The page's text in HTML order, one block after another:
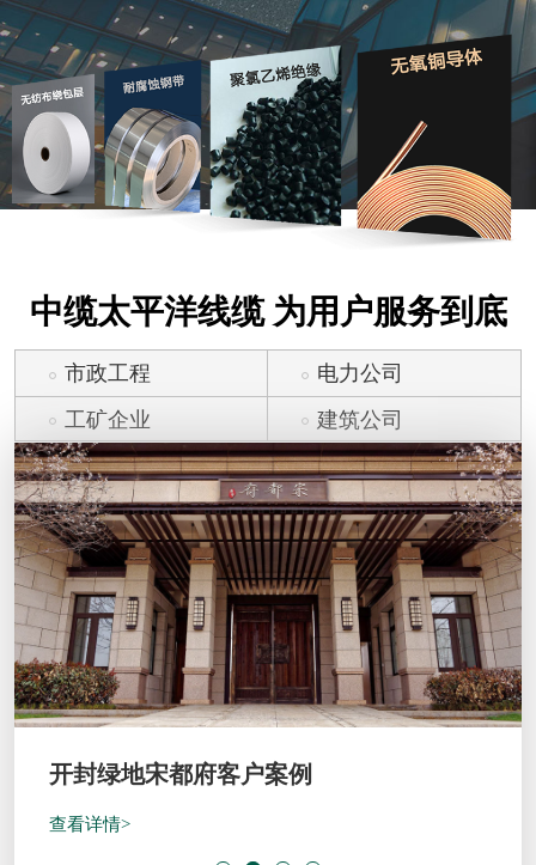
中缆太平洋线缆 为用户服务到底
市政工程
电力公司
工矿企业
建筑公司
开封绿地宋都府客户案例
查看详情>